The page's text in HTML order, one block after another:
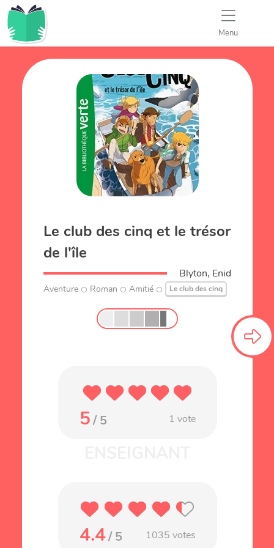
Menu
Le club des cinq et le trésor
de l'île
Blyton, Enid
Aventure Roman Amitié Le club des cinq
5/ 5 1 vote
4.4/ 5 1035 votes